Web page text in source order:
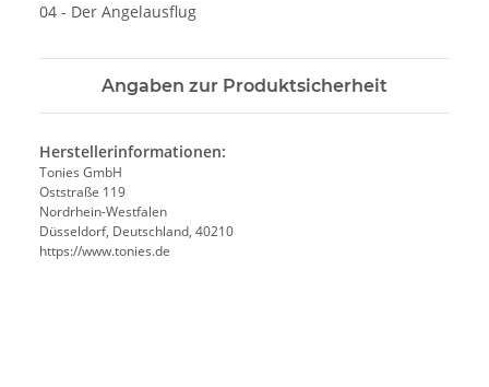
04 - Der Angelausflug
Angaben zur Produktsicherheit
Herstellerinformationen:
Tonies GmbH
Oststraße 119
Nordrhein-Westfalen
Düsseldorf, Deutschland, 40210
https://www.tonies.de